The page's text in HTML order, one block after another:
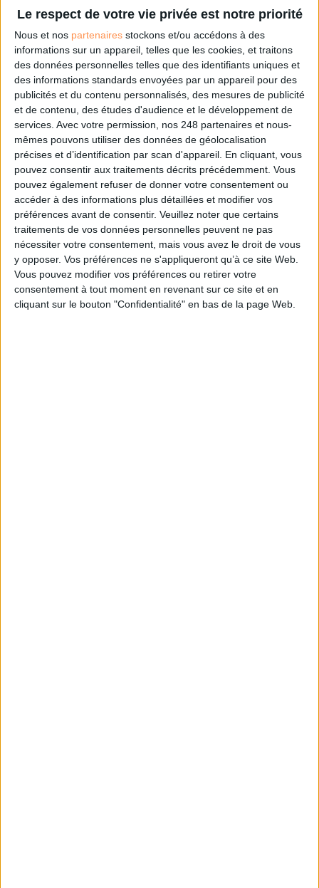
Le respect de votre vie privée est notre priorité
Nous et nos partenaires stockons et/ou accédons à des
informations sur un appareil, telles que les cookies, et traitons
des données personnelles telles que des identifiants uniques et
des informations standards envoyées par un appareil pour des
publicités et du contenu personnalisés, des mesures de publicité
et de contenu, des études d'audience et le développement de
services. Avec votre permission, nos 248 partenaires et nous-
mêmes pouvons utiliser des données de géolocalisation
précises et d’identification par scan d'appareil. En cliquant, vous
pouvez consentir aux traitements décrits précédemment. Vous
pouvez également refuser de donner votre consentement ou
accéder à des informations plus détaillées et modifier vos
préférences avant de consentir. Veuillez noter que certains
traitements de vos données personnelles peuvent ne pas
nécessiter votre consentement, mais vous avez le droit de vous
y opposer. Vos préférences ne s'appliqueront qu’à ce site Web.
Vous pouvez modifier vos préférences ou retirer votre
consentement à tout moment en revenant sur ce site et en
cliquant sur le bouton "Confidentialité" en bas de la page Web.
archivage électronique, data, intelligence artificielle...
Le respect de votre vie privée est notre priorité. Veuillez
noter que certains traitements de vos données
personnelles peuvent ne pas nécessiter votre
consentement. Vos préférences ne s'appliqueront qu'à ce
site Web. Vous pouvez modifier vos préférences en vous
abonnant sur ce site web ou en consultant notre politique
de confidentialité.
Déjà abonné.e ?Connectez-vous
0 Commentaire
393
Intelligence Artificielle
Recherche